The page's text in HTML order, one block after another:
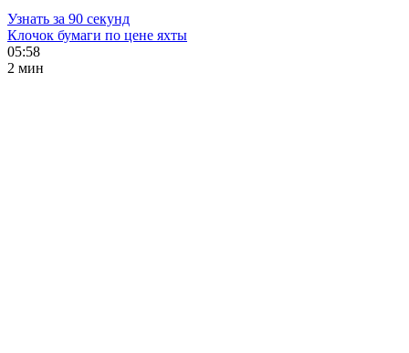
Узнать за 90 секунд
Клочок бумаги по цене яхты
05:58
2 мин